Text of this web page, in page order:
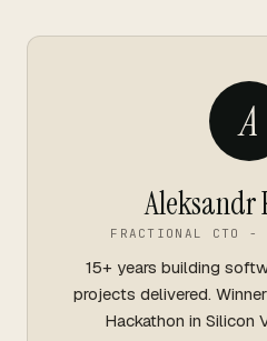
A
Aleksandr
FRACTIONAL CTO -
15+ years building
projects delivered.
Hackathon in Silicon